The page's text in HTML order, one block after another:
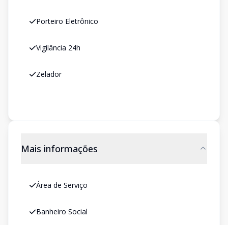
Porteiro Eletrônico
Vigilância 24h
Zelador
Mais informações
Área de Serviço
Banheiro Social